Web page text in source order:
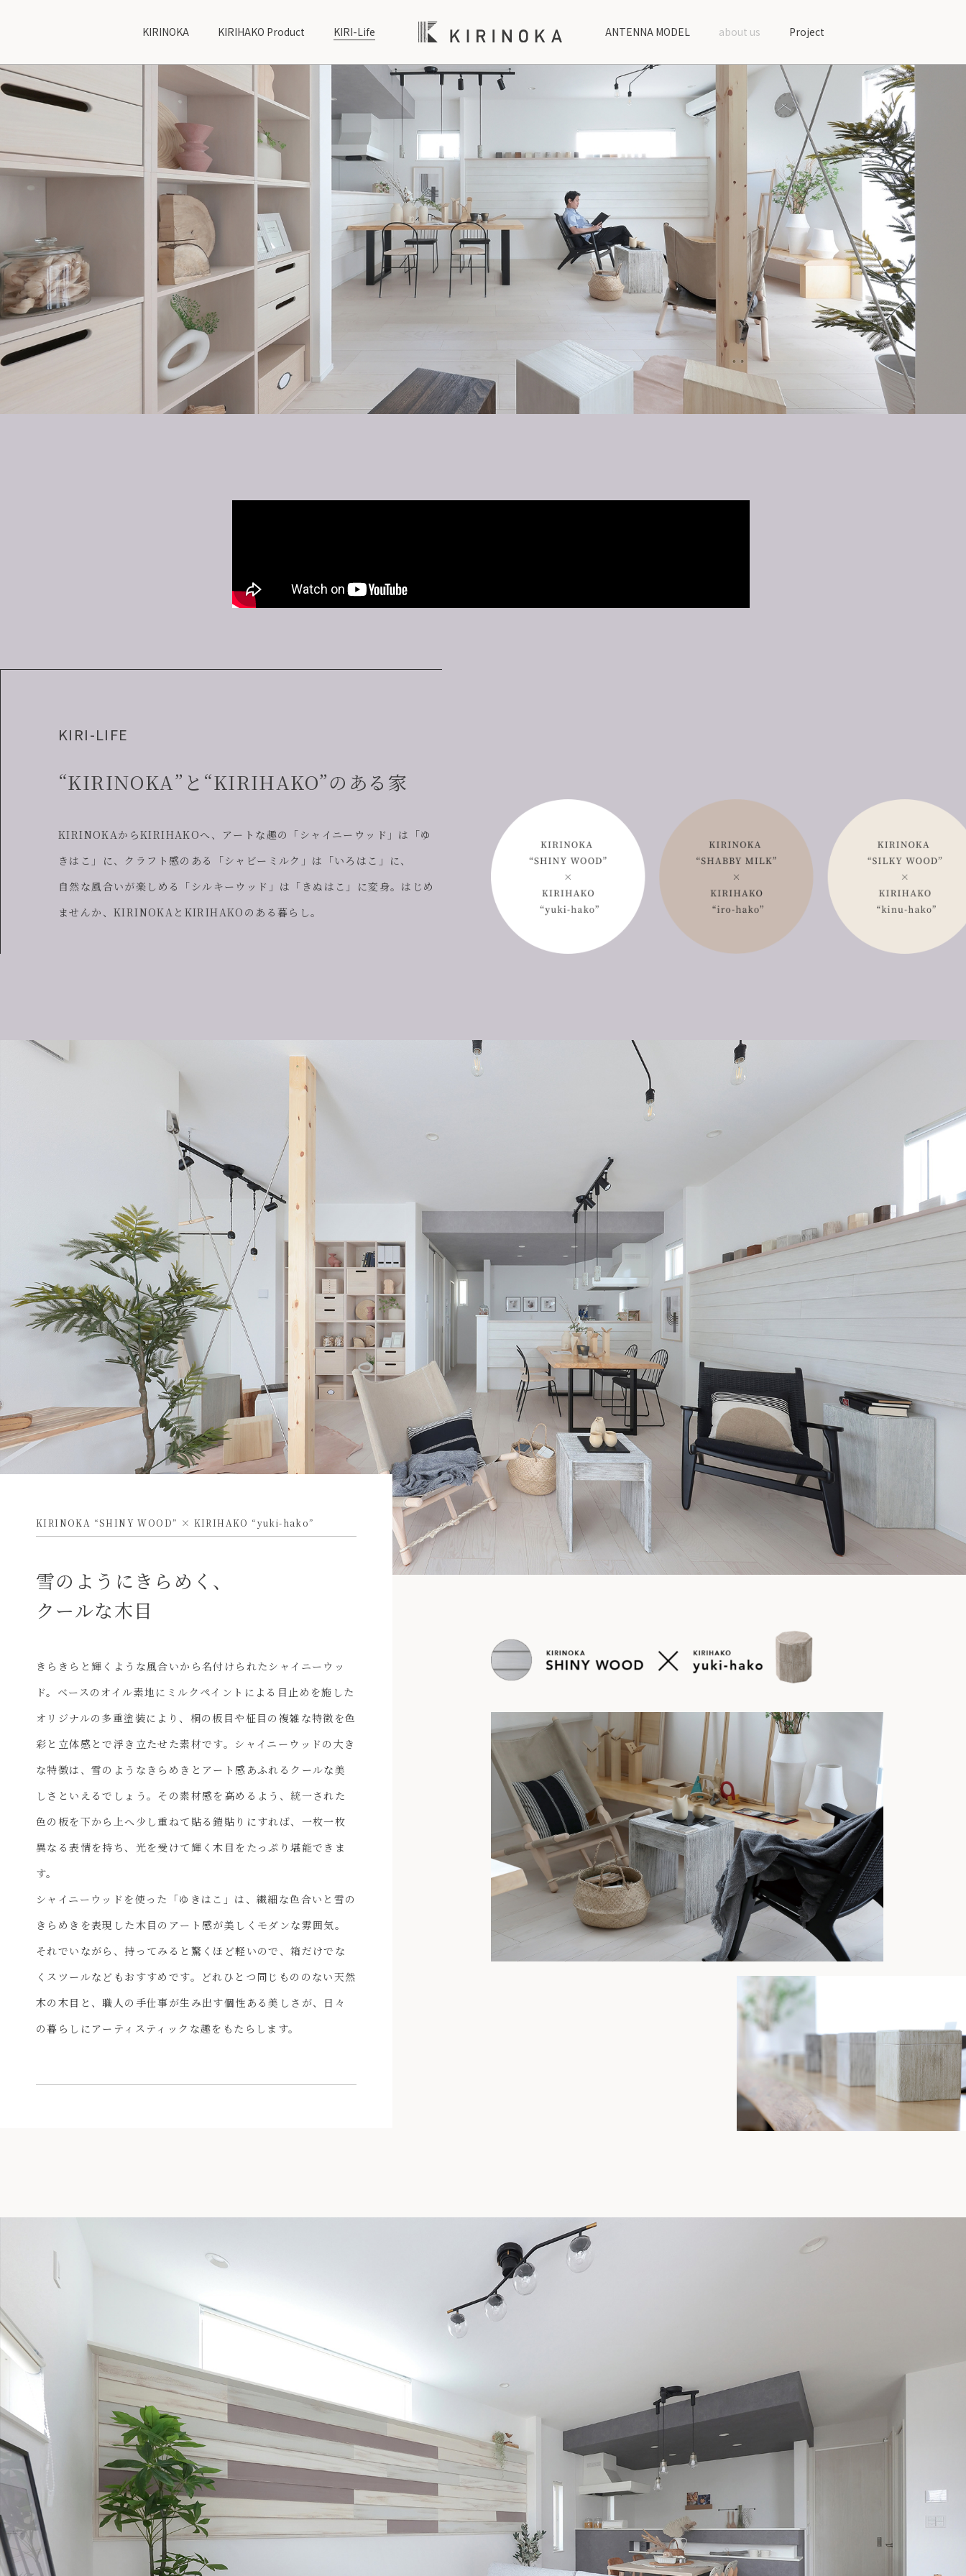
KIRINOKA KIRIHAKO Product KIRI-Life ANTENNA MODEL about us Project
KIRI-LIFE
“KIRINOKA”と“KIRIHAKO”のある家
KIRINOKAからKIRIHAKOへ、アートな趣の「シャイニーウッド」は「ゆ
きはこ」に、クラフト感のある「シャビーミルク」は「いろはこ」に、
自然な風合いが楽しめる「シルキーウッド」は「きぬはこ」に変身。はじめ
ませんか、KIRINOKAとKIRIHAKOのある暮らし。
KIRINOKA “SHINY WOOD” × KIRIHAKO “yuki-hako”
雪のようにきらめく、
クールな木目
きらきらと輝くような風合いから名付けられたシャイニーウッ
ド。ベースのオイル素地にミルクペイントによる目止めを施した
オリジナルの多重塗装により、桐の板目や柾目の複雑な特徴を色
彩と立体感とで浮き立たせた素材です。シャイニーウッドの大き
な特徴は、雪のようなきらめきとアート感あふれるクールな美
しさといえるでしょう。その素材感を高めるよう、統一された
色の板を下から上へ少し重ねて貼る鎧貼りにすれば、一枚一枚
異なる表情を持ち、光を受けて輝く木目をたっぷり堪能できま
す。
シャイニーウッドを使った「ゆきはこ」は、繊細な色合いと雪の
きらめきを表現した木目のアート感が美しくモダンな雰囲気。
それでいながら、持ってみると驚くほど軽いので、箱だけでな
くスツールなどもおすすめです。どれひとつ同じもののない天然
木の木目と、職人の手仕事が生み出す個性ある美しさが、日々
の暮らしにアーティスティックな趣をもたらします。